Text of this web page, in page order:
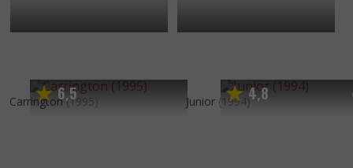
6,5
Carrington (1995) 4,8
Junior (1994)